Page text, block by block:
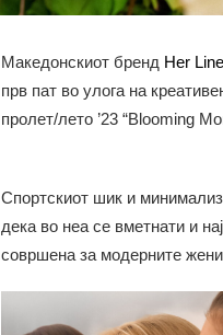
Македонскиот бренд Her Line
прв пат во улога на
пролет/лето ’23 “Blooming
Спортскиот шик и
дека во неа се вметнати и
совршена за модерните